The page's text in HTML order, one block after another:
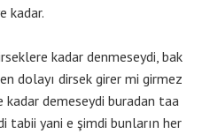
kadar.
kadar denmeseydi, bak
dolayı dirsek girer mi girmez
demeseydi buradan taa
tabii yani e şimdi bunların her